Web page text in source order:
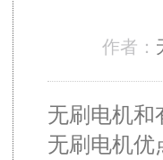
作者：
无刷电机和
无刷电机优